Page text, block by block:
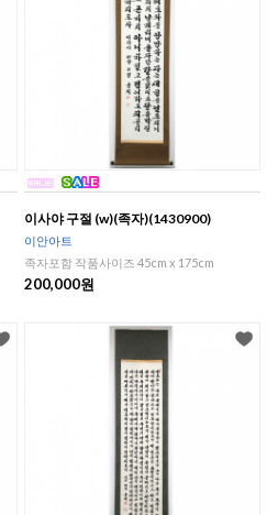
이사야 구절 (w)(족자)(1430900)
이안아트
족자포함 작품사이즈 45cm x 175cm
200,000원